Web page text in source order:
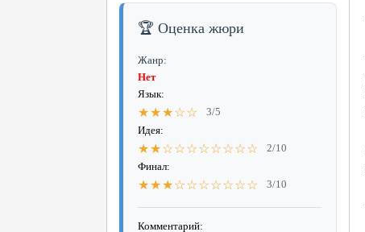
🏆 Оценка жюри
Жанр:
Нет
Язык:
★★★☆☆
3/5
Идея:
★★☆☆☆☆☆☆☆☆
2/10
Финал:
★★★☆☆☆☆☆☆☆ 3/10
Комментарий: